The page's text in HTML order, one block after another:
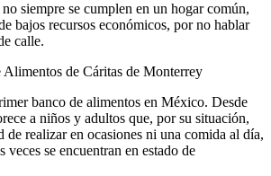
no siempre se cumplen en un hogar común,
bajos recursos económicos, por no hablar
calle.
de Cáritas de Monterrey
banco de alimentos en México. Desde
a niños y adultos que, por su situación,
de realizar en ocasiones ni una comida al día,
veces se encuentran en estado de